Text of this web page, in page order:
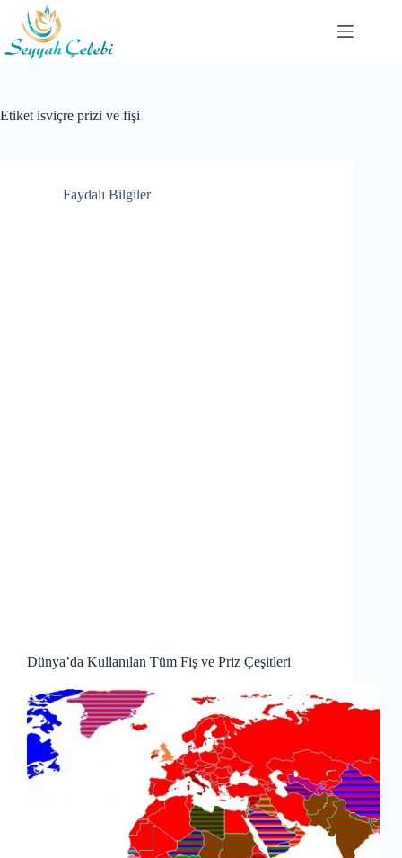
content
Etiket isviçre prizi ve fişi
Faydalı Bilgiler
Dünya’da Kullanılan Tüm Fiş ve Priz Çeşitleri